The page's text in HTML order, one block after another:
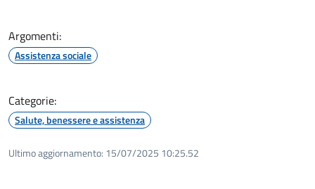
Argomenti:
Assistenza sociale
Categorie:
Salute, benessere e assistenza
Ultimo aggiornamento: 15/07/2025 10:25.52